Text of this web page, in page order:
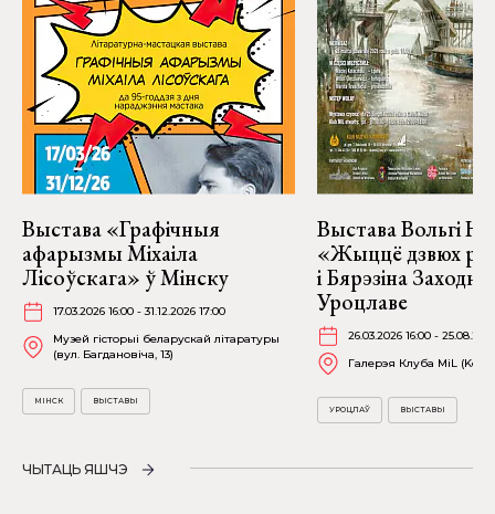
Выстава «Графічныя
афарызмы Міхаіла
Лісоўскага» ў Мінску
17.03.2026 16:00 - 31.12.2026 17:00
Музей гісторыі беларускай літаратуры
(вул. Багдановіча, 13)
МІНСК ВЫСТАВЫ
Выстава Вольгі
«Жыццё дзвюх
і Бярэзіна
Уроцлаве
26.03.2026 16:00 -
Галерэя Клуба MiL
УРОЦЛАЎ ВЫСТАВЫ
ЧЫТАЦЬ ЯШЧЭ